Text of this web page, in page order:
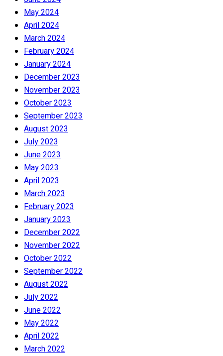
May 2024
April 2024
March 2024
February 2024
January 2024
December 2023
November 2023
October 2023
September 2023
August 2023
July 2023
June 2023
May 2023
April 2023
March 2023
February 2023
January 2023
December 2022
November 2022
October 2022
September 2022
August 2022
July 2022
June 2022
May 2022
April 2022
March 2022